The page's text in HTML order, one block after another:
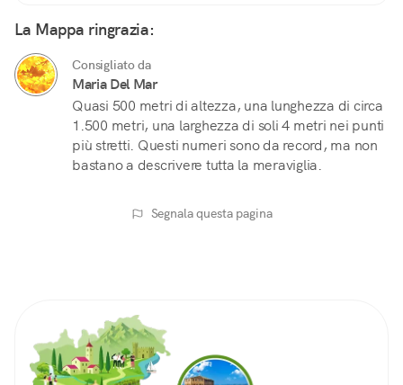
La Mappa ringrazia:
Consigliato da
Maria Del Mar
Quasi 500 metri di altezza, una lunghezza di circa
1.500 metri, una larghezza di soli 4 metri nei punti
più stretti. Questi numeri sono da record, ma non
bastano a descrivere tutta la meraviglia.
Segnala questa pagina